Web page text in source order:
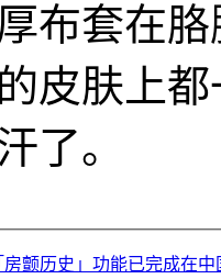
布套在
皮肤上
了。
房颤历史」功能已完成在